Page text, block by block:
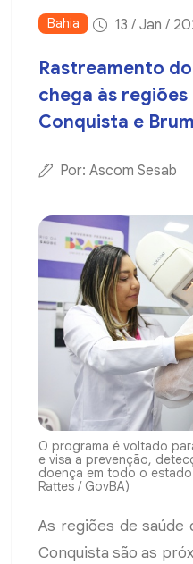
Bahia 13 / Jan /
Rastreamento
chega às
Conquista e
Por: Ascom Sesab
O programa é voltado
e visa a prevenção,
doença em todo o
Rattes / GovBA)
As regiões de saúde
Conquista são as